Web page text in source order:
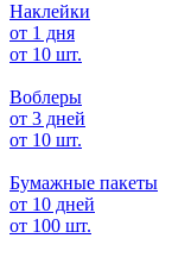
Наклейки
от 1 дня
от 10 шт.
Воблеры
от 3 дней
от 10 шт.
Бумажные пакеты
от 10 дней
от 100 шт.